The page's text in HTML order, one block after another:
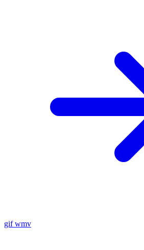
gif wmv